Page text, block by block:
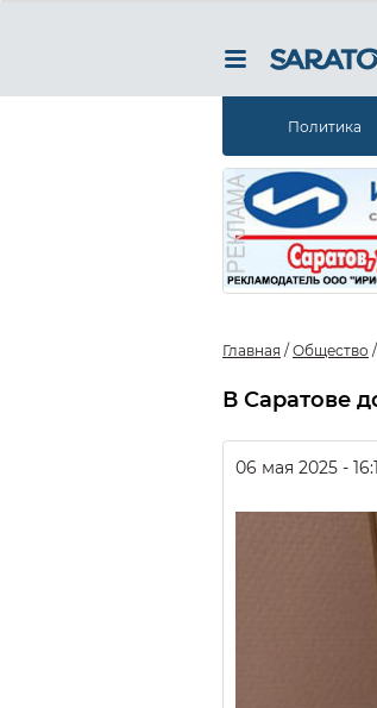
Политика
Главная / Общество /
В Саратове
06 мая 2025 -